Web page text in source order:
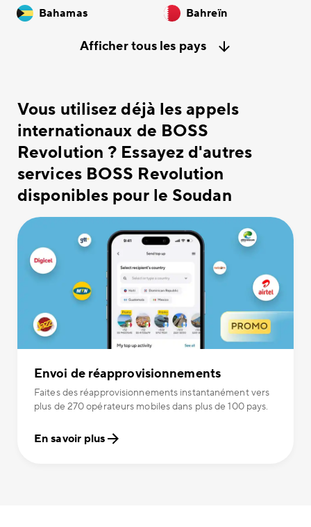
Bahamas Bahreïn
Afficher tous les pays
Vous utilisez déjà les appels
internationaux de BOSS
Revolution ? Essayez d'autres
services BOSS Revolution
disponibles pour le Soudan
Envoi de réapprovisionnements
Faites des réapprovisionnements instantanément vers
plus de 270 opérateurs mobiles dans plus de 100 pays.
En savoir plus